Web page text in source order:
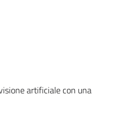
artificiale con una